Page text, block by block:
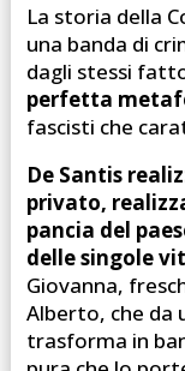
La storia della
una banda di
dagli stessi
perfetta
fascisti che
De Santis
privato,
pancia del
delle singole
Giovanna,
Alberto, che da
trasforma in